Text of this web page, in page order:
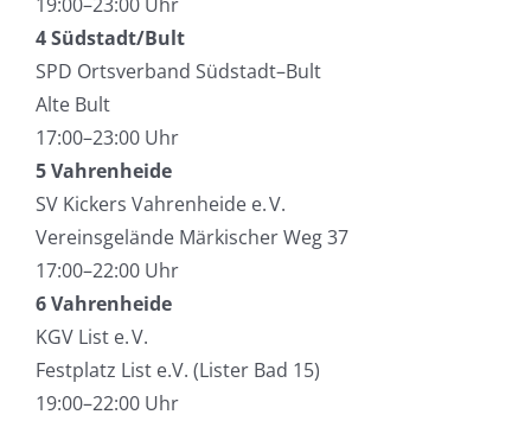
4 Südstadt/Bult
SPD Ortsverband Südstadt–Bult
Alte Bult
17:00–23:00 Uhr
5 Vahrenheide
SV Kickers Vahrenheide e. V.
Vereinsgelände Märkischer Weg 37
17:00–22:00 Uhr
6 Vahrenheide
KGV List e. V.
Festplatz List e.V. (Lister Bad 15)
19:00–22:00 Uhr